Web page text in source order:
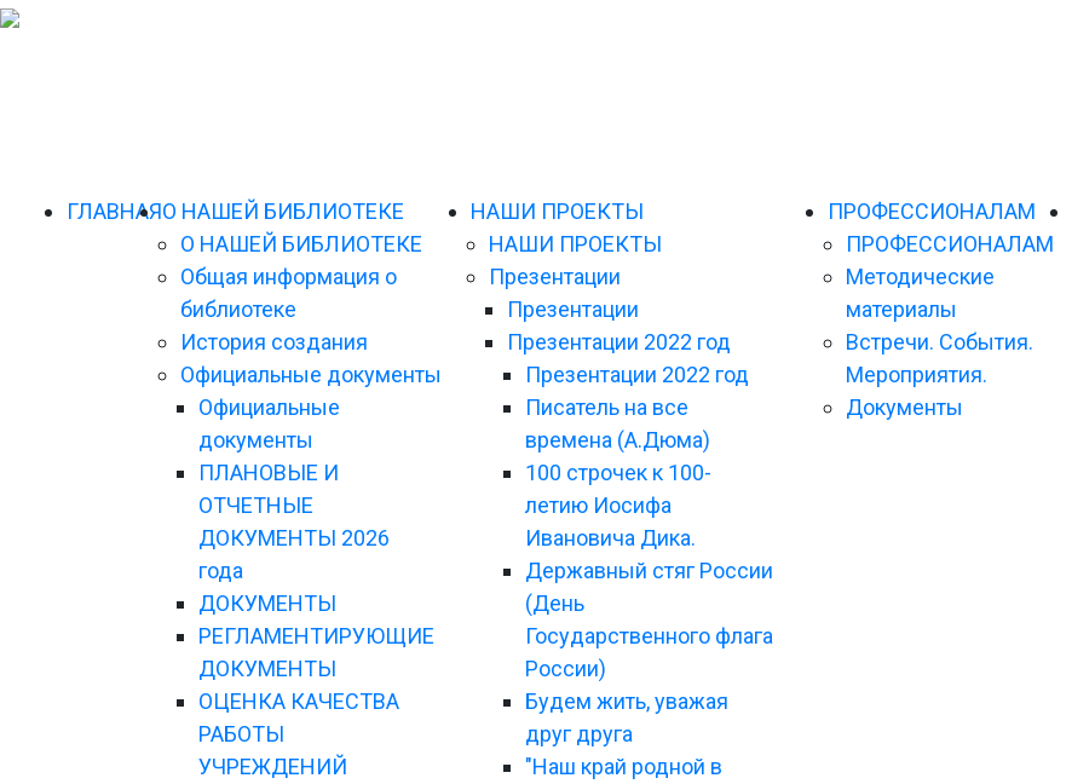
ГЛАВНАЯО НАШЕЙ БИБЛИОТЕКЕ
О НАШЕЙ БИБЛИОТЕКЕ
Общая информация о
библиотеке
История создания
Официальные документы
Официальные
документы
ПЛАНОВЫЕ И
ОТЧЕТНЫЕ
ДОКУМЕНТЫ 2026
года
ДОКУМЕНТЫ
РЕГЛАМЕНТИРУЮЩИЕ
ДОКУМЕНТЫ
ОЦЕНКА КАЧЕСТВА
РАБОТЫ
УЧРЕЖДЕНИЙ
НАШИ ПРОЕКТЫ
НАШИ ПРОЕКТЫ
Презентации
Презентации
Презентации 2022 год
Презентации 2022 год
Писатель на все
времена (А.Дюма)
100 строчек к 100-
летию Иосифа
Ивановича Дика.
Державный стяг России
(День
Государственного флага
России)
Будем жить, уважая
друг друга
"Наш край родной в
ПРОФЕССИОНАЛАМ
ПРОФЕССИОНАЛАМ
Методические
материалы
Встречи. События.
Мероприятия.
Документы